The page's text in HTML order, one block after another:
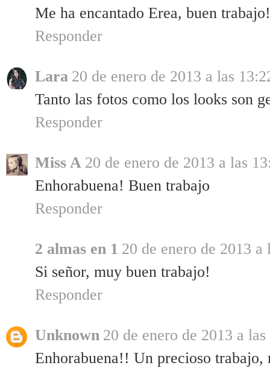
Me ha encantado Erea, buen trabajo!
Responder
Lara 20 de enero de 2013 a las
Tanto las fotos como los looks son
Responder
Miss A 20 de enero de 2013 a las
Enhorabuena! Buen trabajo
Responder
2 almas en 1 20 de enero de 2013 a
Si señor, muy buen trabajo!
Responder
Unknown 20 de enero de 2013 a
Enhorabuena!! Un precioso trabajo,